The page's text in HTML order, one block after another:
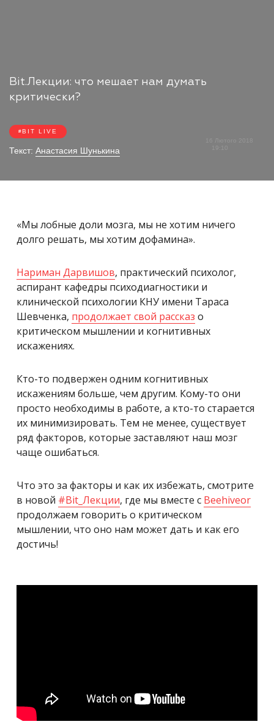
Bit.Лекции: что мешает нам думать
критически?
BIT LIVE
Текст: Анастасия Шунькина
16 Лютого 2018
19:10
«Мы лобные доли мозга, мы не хотим ничего
долго решать, мы хотим дофамина».
Нaриман Дарвишов, практический психолог,
аспирант кафедры психодиагностики и
клинической психологии КНУ имени Тараса
Шевченка, продолжает свой рассказ о
критическом мышлении и когнитивных
искажениях.
Кто-то подвержен одним когнитивных
искажениям больше, чем другим. Кому-то они
просто необходимы в работе, а кто-то старается
их минимизировать. Тем не менее, существует
ряд факторов, которые заставляют наш мозг
чаще ошибаться.
Что это за факторы и как их избежать, смотрите
в новой #Bit_Лекции, где мы вместе с Beehiveor
продолжаем говорить о критическом
мышлении, что оно нам может дать и как его
достичь!